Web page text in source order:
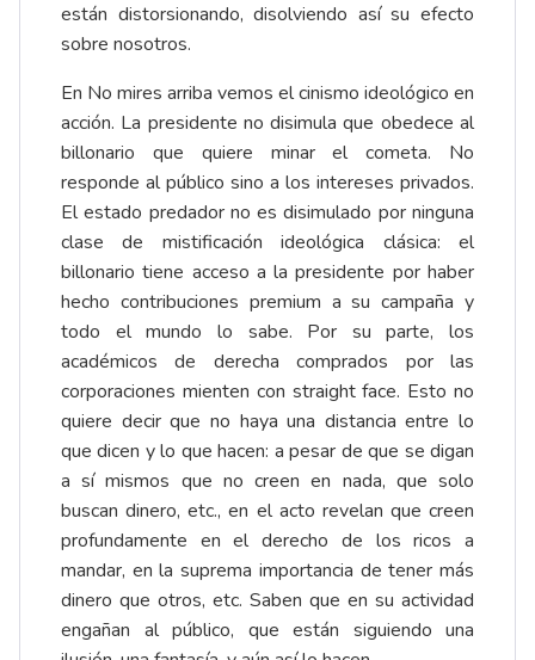
están distorsionando, disolviendo así su efecto
sobre nosotros.
En No mires arriba vemos el cinismo ideológico en
acción. La presidente no disimula que obedece al
billonario que quiere minar el cometa. No
responde al público sino a los intereses privados.
El estado predador no es disimulado por ninguna
clase de mistificación ideológica clásica: el
billonario tiene acceso a la presidente por haber
hecho contribuciones premium a su campaña y
todo el mundo lo sabe. Por su parte, los
académicos de derecha comprados por las
corporaciones mienten con straight face. Esto no
quiere decir que no haya una distancia entre lo
que dicen y lo que hacen: a pesar de que se digan
a sí mismos que no creen en nada, que solo
buscan dinero, etc., en el acto revelan que creen
profundamente en el derecho de los ricos a
mandar, en la suprema importancia de tener más
dinero que otros, etc. Saben que en su actividad
engañan al público, que están siguiendo una